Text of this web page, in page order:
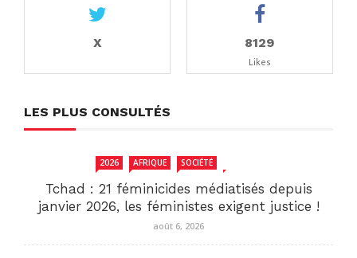
X 8129
Likes
LES PLUS CONSULTÉS
2026 AFRIQUE SOCIÉTÉ
Tchad : 21 féminicides médiatisés depuis
janvier 2026, les féministes exigent justice !
août 6, 2026